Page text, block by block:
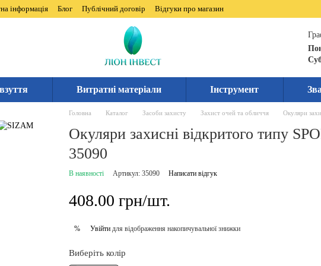
інформація Блог Публічний договір Відгуки про магазин
Витратні матеріали Інструмент
Головна Каталог Засоби захисту Захист очей та обличчя Окуляри
Окуляри захисні відкритого типу
35090
В наявності Артикул: 35090 Написати відгук
408.00 грн/шт.
% Увійтидля відображення накопичувальної знижки
Виберіть колір